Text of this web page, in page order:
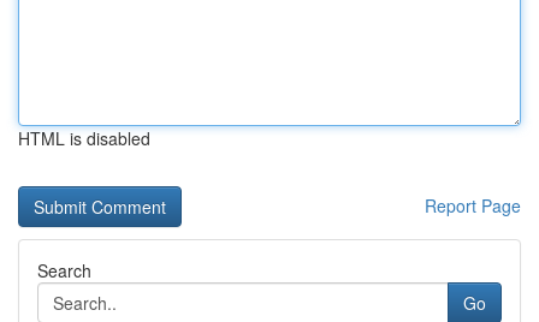
HTML is disabled
Report Page
Search
Go